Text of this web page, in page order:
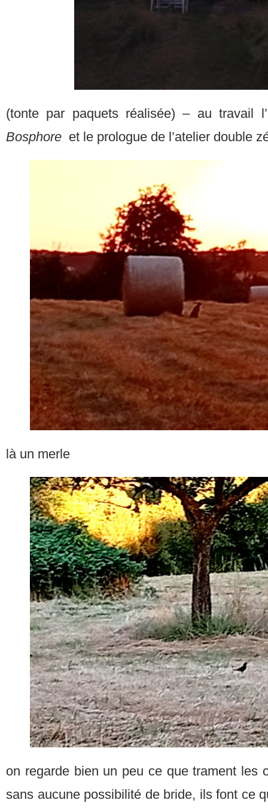
(tonte par paquets réalisée) – au travail
Bosphore et le prologue de l’atelier double
là un merle
on regarde bien un peu ce que trament les
sans aucune possibilité de bride, ils font ce